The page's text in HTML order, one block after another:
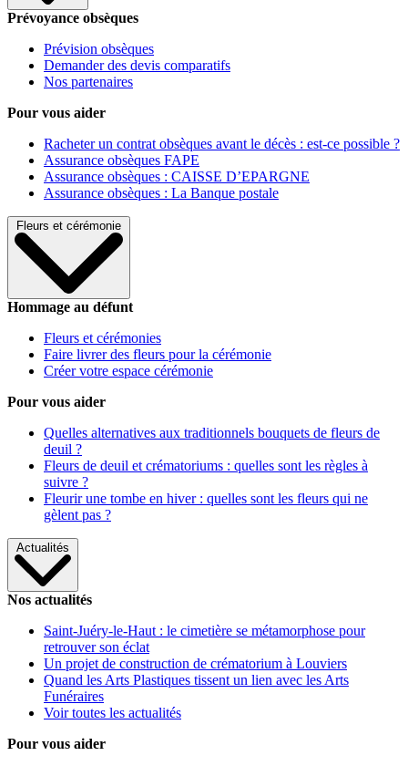
Prévoyance obsèques
Prévision obsèques
Demander des devis comparatifs
Nos partenaires
Pour vous aider
Racheter un contrat obsèques avant le décès : est-ce possible ?
Assurance obsèques FAPE
Assurance obsèques : CAISSE D’EPARGNE
Assurance obsèques : La Banque postale
Fleurs et cérémonie
Hommage au défunt
Fleurs et cérémonies
Faire livrer des fleurs pour la cérémonie
Créer votre espace cérémonie
Pour vous aider
Quelles alternatives aux traditionnels bouquets de fleurs de
deuil ?
Fleurs de deuil et crématoriums : quelles sont les règles à
suivre ?
Fleurir une tombe en hiver : quelles sont les fleurs qui ne
gèlent pas ?
Actualités
Nos actualités
Saint-Juéry-le-Haut : le cimetière se métamorphose pour
retrouver son éclat
Un projet de construction de crématorium à Louviers
Quand les Arts Plastiques tissent un lien avec les Arts
Funéraires
Voir toutes les actualités
Pour vous aider